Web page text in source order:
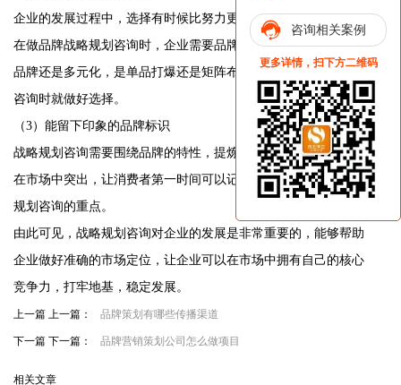
企业的发展过程中，选择有时候比努力更加重要。
在做品牌战略规划咨询时，企业需要品牌调性进行选择，是单一
品牌还是多元化，是单品打爆还是矩阵布局，这需要在战略规划
咨询时就做好选择。
（3）能留下印象的品牌标识
战略规划咨询需要围绕品牌的特性，提炼出明显的特点让品牌能
在市场中突出，让消费者第一时间可以记住品牌，这是品牌战略
规划咨询的重点。
由此可见，战略规划咨询对企业的发展是非常重要的，能够帮助
企业做好准确的市场定位，让企业可以在市场中拥有自己的核心
竞争力，打牢地基，稳定发展。
上一篇 上一篇： 品牌策划有哪些传播渠道
下一篇 下一篇： 品牌营销策划公司怎么做项目
相关文章
咨询相关案例
更多详情，扫下方二维码